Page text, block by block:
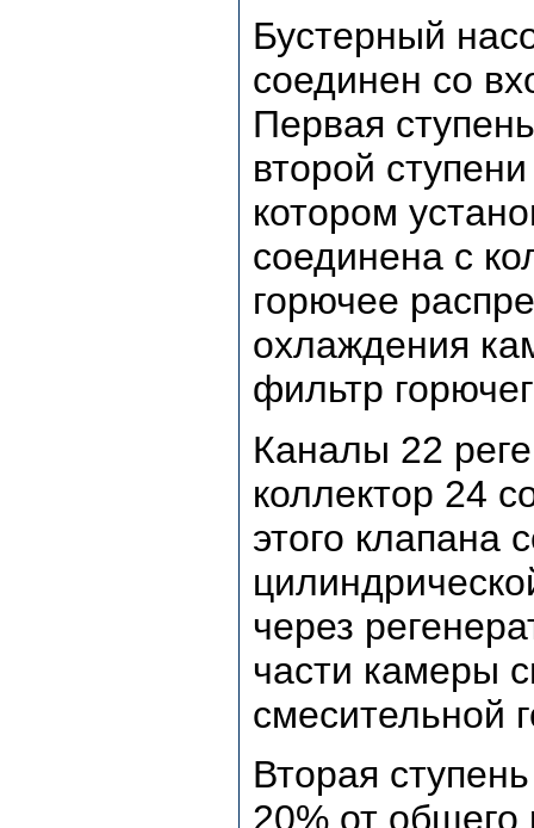
Бустерный
соединен со
Первая
второй
котором
соединена с
горючее
охлаждения
фильтр
Каналы 22
коллектор 24
этого клапана
через
части камеры
смесительной
Вторая
20% от общего